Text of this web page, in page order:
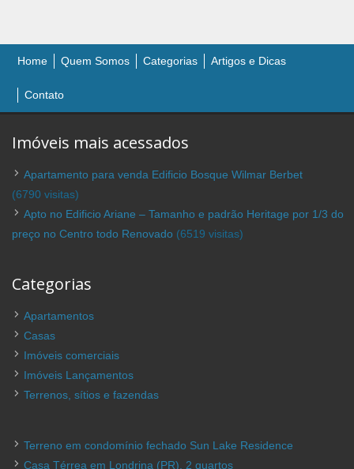
Home Quem Somos Categorias Artigos e Dicas
Contato
Imóveis mais acessados
Apartamento para venda Edificio Bosque Wilmar Berbet
(6790 visitas)
Apto no Edificio Ariane – Tamanho e padrão Heritage por 1/3 do
preço no Centro todo Renovado (6519 visitas)
Categorias
Apartamentos
Casas
Imóveis comerciais
Imóveis Lançamentos
Terrenos, sítios e fazendas
Terreno em condomínio fechado Sun Lake Residence
Casa Térrea em Londrina (PR), 2 quartos